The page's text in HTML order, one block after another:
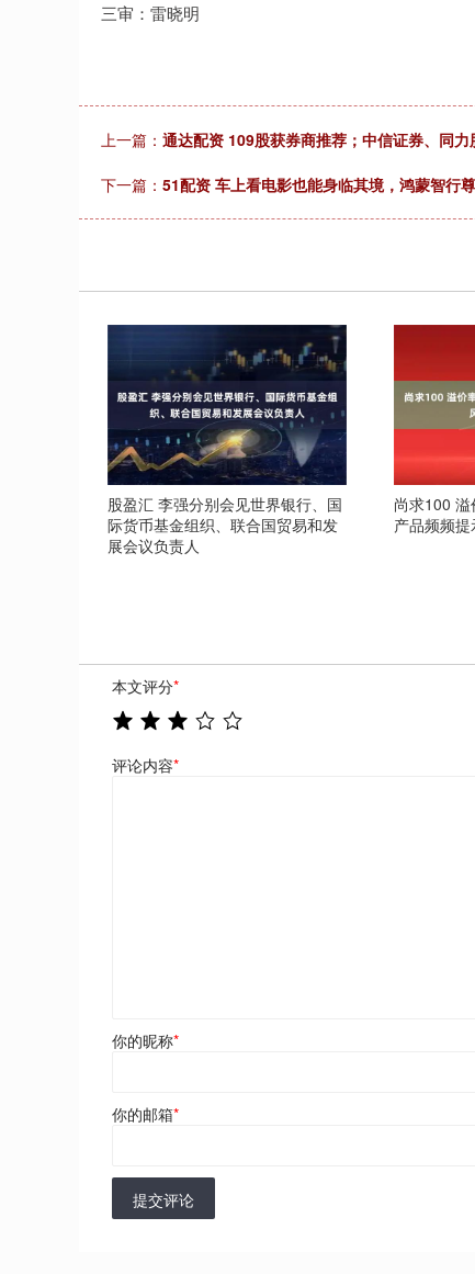
三审：雷晓明
上一篇： 通达配资 109股获券商推荐；中信证券、同
下一篇： 51配资 车上看电影也能身临其境，鸿蒙智行
股盈汇 李强分别会见世界银行、国
际货币基金组织、联合国贸易和发
展会议负责人
尚求100
产品频频
本文评分*
评论内容*
你的昵称*
你的邮箱*
提交评论